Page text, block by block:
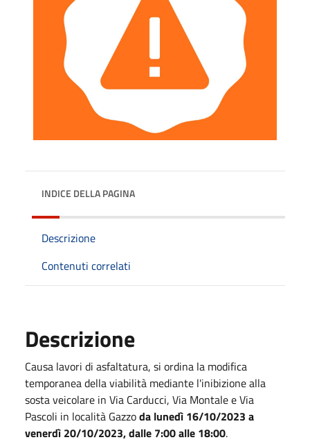
INDICE DELLA PAGINA
Descrizione
Contenuti correlati
Descrizione
Causa lavori di asfaltatura, si ordina la modifica
temporanea della viabilità mediante l'inibizione alla
sosta veicolare in Via Carducci, Via Montale e Via
Pascoli in località Gazzoda lunedì 16/10/2023 a
venerdì 20/10/2023, dalle 7:00 alle 18:00.